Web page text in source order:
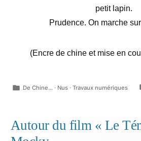
petit lapin.
Prudence. On marche
(Encre de chine et mise en
Publié
De Chine... · Nus ·Travaux numériques
Autour du film « Le